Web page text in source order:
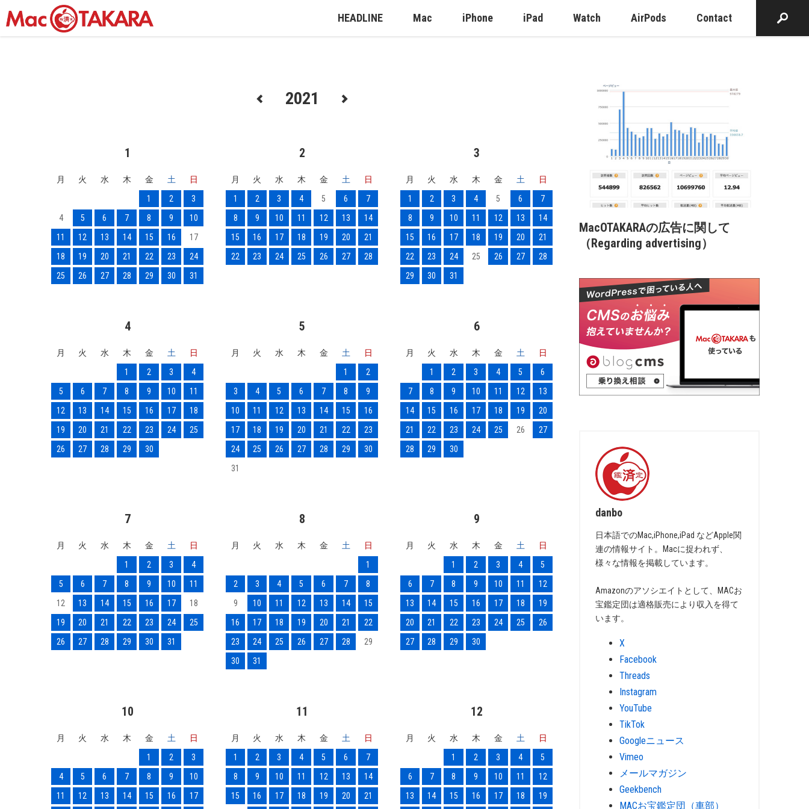
HEADLINE Mac iPhone iPad Watch AirPods Contact
2021
1
月 火 水 木 金 土
日
1
2
3
4
5 6 7 8 9
10
11
12 13 14 15 16
17
18
19 20 21 22 23
24
25
26 27 28 29 30 31
2
月 火 水 木 金 土
日
1
2 3 4 5 6
7
8
9 10 11 12 13
14
15
16 17 18 19 20
21
22
23 24 25 26 27 28
3
月 火 水 木 金 土
日
1
2 3 4 5 6
7
8
9 10 11 12 13
14
15
16 17 18 19 20
21
22
23 24 25 26 27
28
29
30 31
4
月 火 水 木 金 土
日
1
2 3
4
5
6 7 8 9 10
11
12
13 14 15 16 17
18
19
20 21 22 23 24
25
26
27 28 29 30
5
月 火 水 木 金 土
日
1
2
3
4 5 6 7 8
9
10
11 12 13 14 15
16
17
18 19 20 21 22
23
24
25 26 27 28 29
30
31
6
月 火 水 木 金 土
日
1
2 3 4 5
6
7
8 9 10 11 12
13
14
15 16 17 18 19
20
21
22 23 24 25 26
27
28
29 30
7
月 火 水 木 金 土
日
1
2 3
4
5
6 7 8 9 10
11
12
13 14 15 16 17
18
19
20 21 22 23 24
25
26
27 28 29 30 31
8
月 火 水 木 金 土
日
1
2
3 4 5 6 7
8
9
10 11 12 13 14
15
16
17 18 19 20 21
22
23
24 25 26 27 28
29
30
31
9
月 火 水 木 金 土
日
1
2 3 4
5
6
7 8 9 10 11
12
13
14 15 16 17 18
19
20
21 22 23 24 25
26
27
28 29 30
10
月 火 水 木 金 土
日
1
2
3
4
5 6 7 8 9
10
11
12 13 14 15 16 17
11
月 火 水 木 金 土
日
1
2 3 4 5 6
7
8
9 10 11 12 13
14
15
16 17 18 19 20 21
12
月 火 水 木 金 土
日
1
2 3 4
5
6
7 8 9 10 11
12
13
14 15 16 17 18 19
MacOTAKARAの広告に関して
（Regarding advertising）
danbo
日本語でのMac,iPhone,iPad などApple関
連の情報サイト。Macに捉われず、
様々な情報を掲載しています。
Amazonのアソシエイトとして、MACお
宝鑑定団は適格販売により収入を得て
います。
X
Facebook
Threads
Instagram
YouTube
TikTok
Googleニュース
Vimeo
メールマガジン
Geekbench
MACお宝鑑定団（車部）